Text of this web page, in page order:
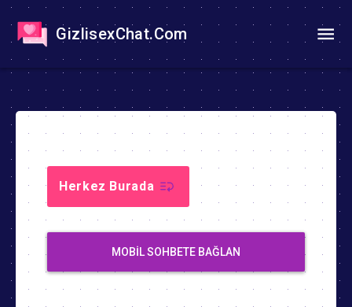
GizlisexChat.Com
Herkez Burada
MOBIL SOHBETE BAĞLAN